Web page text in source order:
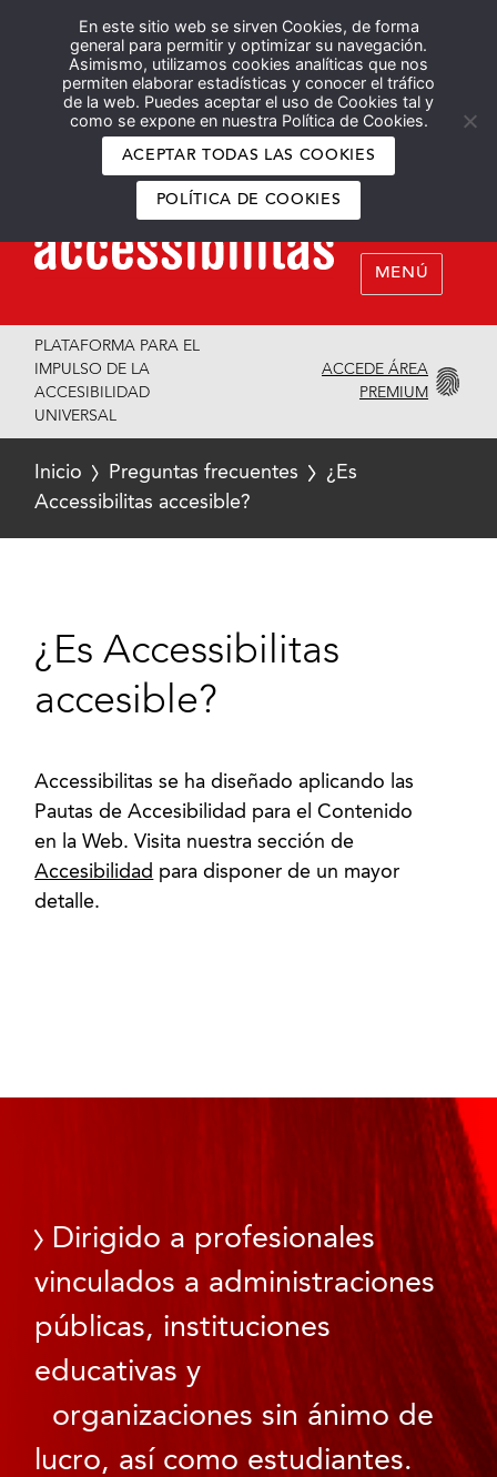
En este sitio web se sirven Cookies, de forma
general para permitir y optimizar su navegación.
Asimismo, utilizamos cookies analíticas que nos
permiten elaborar estadísticas y conocer el tráfico
de la web. Puedes aceptar el uso de Cookies tal y
como se expone en nuestra Política de Cookies.
ACEPTAR TODAS LAS COOKIES
POLÍTICA DE COOKIES
Español English
MENÚ
PLATAFORMA PARA EL
IMPULSO DE LA
ACCESIBILIDAD
UNIVERSAL
ACCEDE ÁREA
PREMIUM
Inicio Preguntas frecuentes
¿Es
Accessibilitas accesible?
¿Es Accessibilitas
accesible?
Accessibilitas se ha diseñado aplicando las
Pautas de Accesibilidad para el Contenido
en la Web. Visita nuestra sección de
Accesibilidad para disponer de un mayor
detalle.
Dirigido a profesionales
vinculados a administraciones
públicas, instituciones
educativas y
organizaciones sin ánimo de
lucro, así como estudiantes.